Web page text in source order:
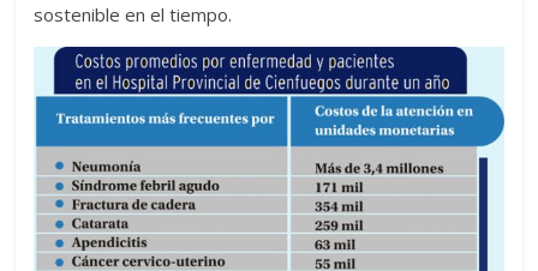
sostenible en el tiempo.